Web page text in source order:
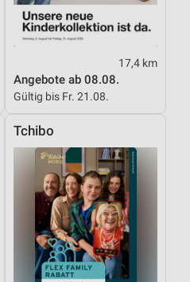
17,4 km
Angebote ab 08.08.
Gültig bis Fr. 21.08.
Tchibo